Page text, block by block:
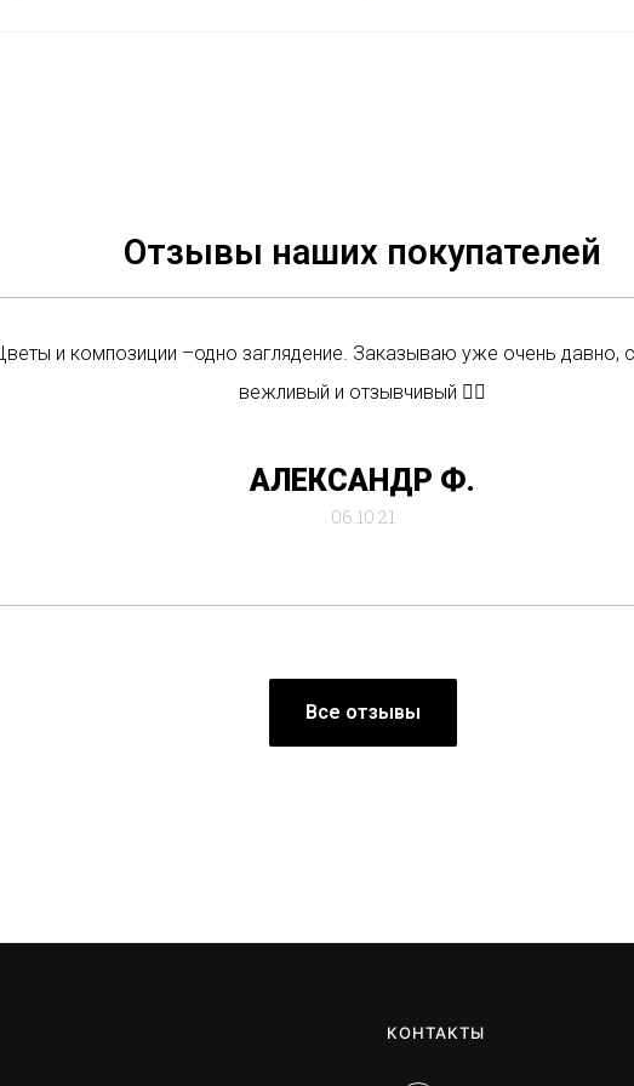
Отзывы наших покупателей
и композиции –одно заглядение. Заказываю уже очень давно,
вежливый и отзывчивый 👍🏼
АЛЕКСАНДР Ф.
06.10.21
Все отзывы
КОНТАКТЫ